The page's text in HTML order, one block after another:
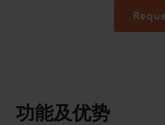
功能及优势